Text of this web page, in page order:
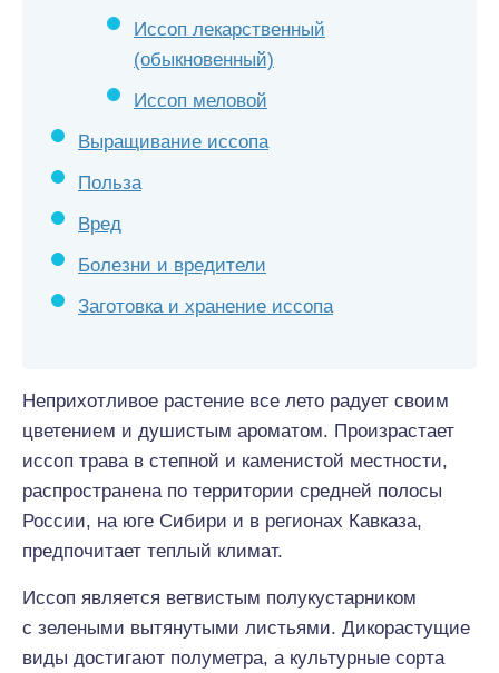
Иссоп лекарственный
(обыкновенный)
Иссоп меловой
Выращивание иссопа
Польза
Вред
Болезни и вредители
Заготовка и хранение иссопа
Неприхотливое растение все лето радует своим
цветением и душистым ароматом. Произрастает
иссоп трава в степной и каменистой местности,
распространена по территории средней полосы
России, на юге Сибири и в регионах Кавказа,
предпочитает теплый климат.
Иссоп является ветвистым полукустарником
с зелеными вытянутыми листьями. Дикорастущие
виды достигают полуметра, а культурные сорта